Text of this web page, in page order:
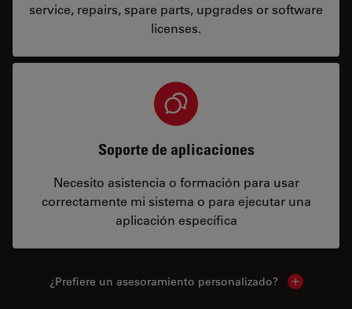
service, repairs, spare parts, upgrades or software
licenses.
Soporte de aplicaciones
Necesito asistencia o formación para usar
correctamente mi sistema o para ejecutar una
aplicación específica
¿Prefiere un asesoramiento personalizado? Show local